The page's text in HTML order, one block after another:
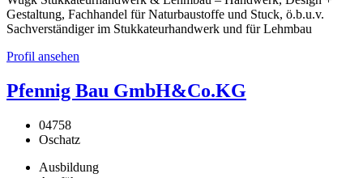
Gestaltung, Fachhandel für Naturbaustoffe und Stuck, ö.b.u.v.
Sachverständiger im Stukkateurhandwerk und für Lehmbau
Profil ansehen
Pfennig Bau GmbH&Co.KG
04758
Oschatz
Ausbildung